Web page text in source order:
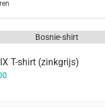
T-shirt (zinkgrijs)